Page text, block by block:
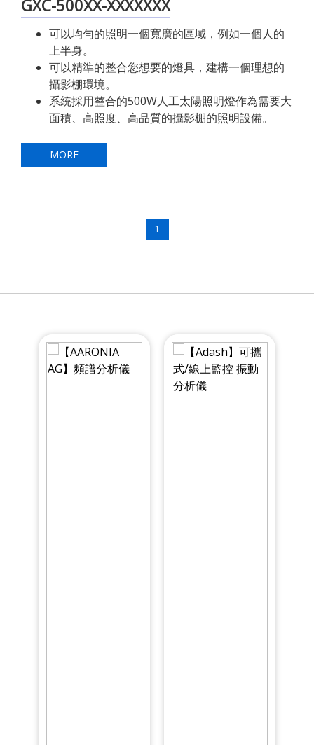
GXC-500XX-XXXXXXX
可以均勻的照明一個寬廣的區域，例如一個人的
上半身。
可以精準的整合您想要的燈具，建構一個理想的
攝影棚環境。
系統採用整合的500W人工太陽照明燈作為需要大
面積、高照度、高品質的攝影棚的照明設備。
MORE
1